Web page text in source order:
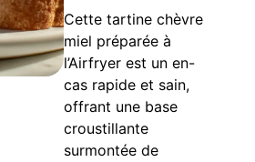
Cette tartine chèvre
miel préparée à
l’Airfryer est un en-
cas rapide et sain,
offrant une base
croustillante
surmontée de